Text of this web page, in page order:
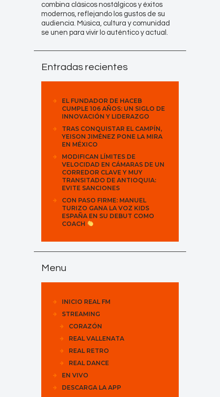
combina clásicos nostálgicos y éxitos
modernos, reflejando los gustos de su
audiencia. Música, cultura y comunidad
se unen para vivir lo auténtico y actual.
Entradas recientes
EL FUNDADOR DE HACEB
CUMPLE 106 AÑOS: UN SIGLO DE
INNOVACIÓN Y LIDERAZGO
TRAS CONQUISTAR EL CAMPÍN,
YEISON JIMÉNEZ PONE LA MIRA
EN MÉXICO
MODIFICAN LÍMITES DE
VELOCIDAD EN CÁMARAS DE UN
CORREDOR CLAVE Y MUY
TRANSITADO DE ANTIOQUIA:
EVITE SANCIONES
CON PASO FIRME: MANUEL
TURIZO GANA LA VOZ KIDS
ESPAÑA EN SU DEBUT COMO
COACH
Menu
INICIO REAL FM
STREAMING
CORAZÓN
REAL VALLENATA
REAL RETRO
REAL DANCE
EN VIVO
DESCARGA LA APP